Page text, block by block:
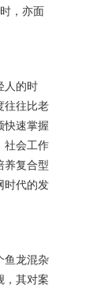
，亦面
人的时
往往比老
快速掌握
社会工作
养复合型
时代的发
鱼龙混杂
，其对案